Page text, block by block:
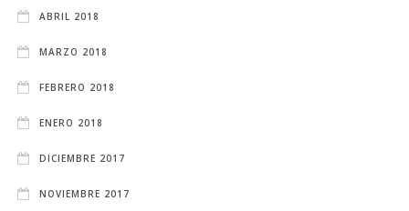
ABRIL 2018
MARZO 2018
FEBRERO 2018
ENERO 2018
DICIEMBRE 2017
NOVIEMBRE 2017